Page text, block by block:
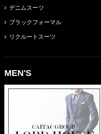
デニムスーツ
ブラックフォーマル
リクルートスーツ
MEN'S